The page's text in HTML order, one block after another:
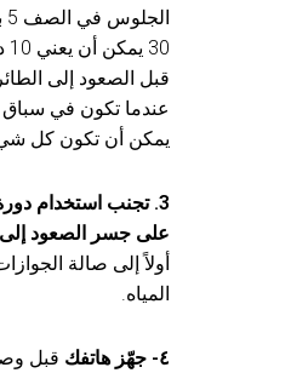
يمكن أن تكون كل
3. تجنب استخدام
على جسر الصعود إلى
أولاً إلى صالة
المياه.
٤- جهّز هاتفك
قبل